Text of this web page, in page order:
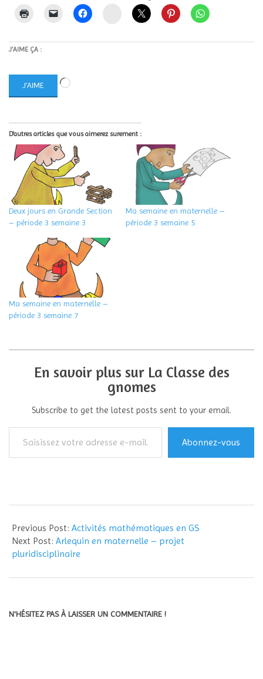
Instagram
J’AIME ÇA :
J’AIME
D'autres articles que vous aimerez surement :
Deux jours en Grande Section
– période 3 semaine 3
Ma semaine en maternelle –
période 3 semaine 5
Ma semaine en maternelle –
période 3 semaine 7
En savoir plus sur La Classe des
gnomes
Subscribe to get the latest posts sent to your email.
votre
adresse
Abonnez-vous
03-
05
Previous Post: Activités mathématiques en GS
Next Post: Arlequin en maternelle – projet
pluridisciplinaire
N'HÉSITEZ PAS À LAISSER UN COMMENTAIRE !